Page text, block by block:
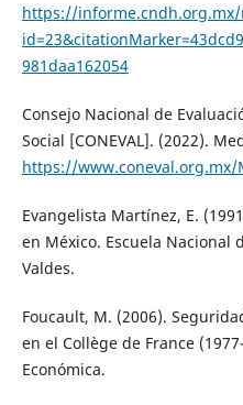
https://informe.cndh.org.mx/
981daa162054
Consejo Nacional de
Social [CONEVAL]. (2022).
https://www.coneval.org.mx/
Evangelista Martínez, E.
en México. Escuela Nacional
Valdes.
Foucault, M. (2006).
en el Collège de France
Económica.